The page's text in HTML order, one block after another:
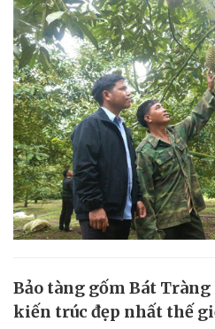
Bảo tàng gốm Bát
kiến trúc đẹp nhất thế